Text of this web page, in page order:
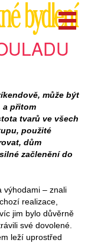
může být
a přitom
tvarů ve všech
použité
dům
začlenění do
výhodami – znali
realizace,
jim bylo důvěrně
své dovolené.
leží uprostřed